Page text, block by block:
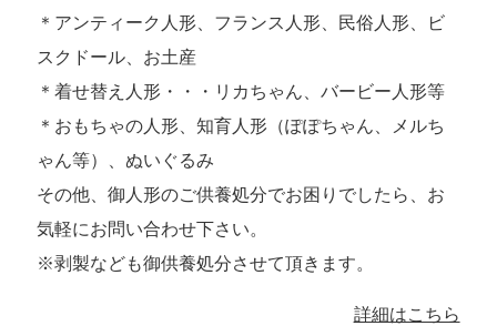
＊アンティーク人形、フランス人形、民俗人形、ビ
スクドール、お土産
＊着せ替え人形・・・リカちゃん、バービー人形等
＊おもちゃの人形、知育人形（ぽぽちゃん、メルち
ゃん等）、ぬいぐるみ
その他、御人形のご供養処分でお困りでしたら、お
気軽にお問い合わせ下さい。
※剥製なども御供養処分させて頂きます。
詳細はこちら